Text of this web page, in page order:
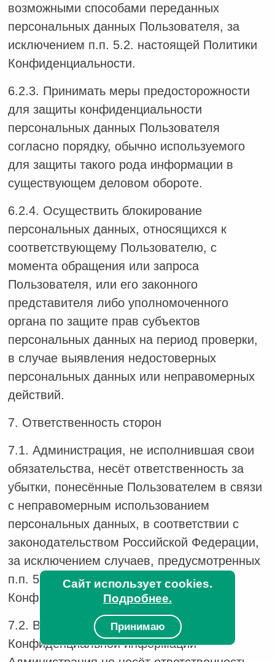
возможными способами переданных
персональных данных Пользователя, за
исключением п.п. 5.2. настоящей Политики
Конфиденциальности.
6.2.3. Принимать меры предосторожности
для защиты конфиденциальности
персональных данных Пользователя
согласно порядку, обычно используемого
для защиты такого рода информации в
существующем деловом обороте.
6.2.4. Осуществить блокирование
персональных данных, относящихся к
соответствующему Пользователю, с
момента обращения или запроса
Пользователя, или его законного
представителя либо уполномоченного
органа по защите прав субъектов
персональных данных на период проверки,
в случае выявления недостоверных
персональных данных или неправомерных
действий.
7. Ответственность сторон
7.1. Администрация, не исполнившая свои
обязательства, несёт ответственность за
убытки, понесённые Пользователем в связи
с неправомерным использованием
персональных данных, в соответствии с
законодательством Российской Федерации,
за исключением случаев, предусмотренных
п.п. 5.2. и 7.2. настоящей Политики
Конфиденциальности.
7.2. В случае утраты или разглашения
Конфиденциальной информации
Сайт использует cookies.
Подробнее.
Принимаю